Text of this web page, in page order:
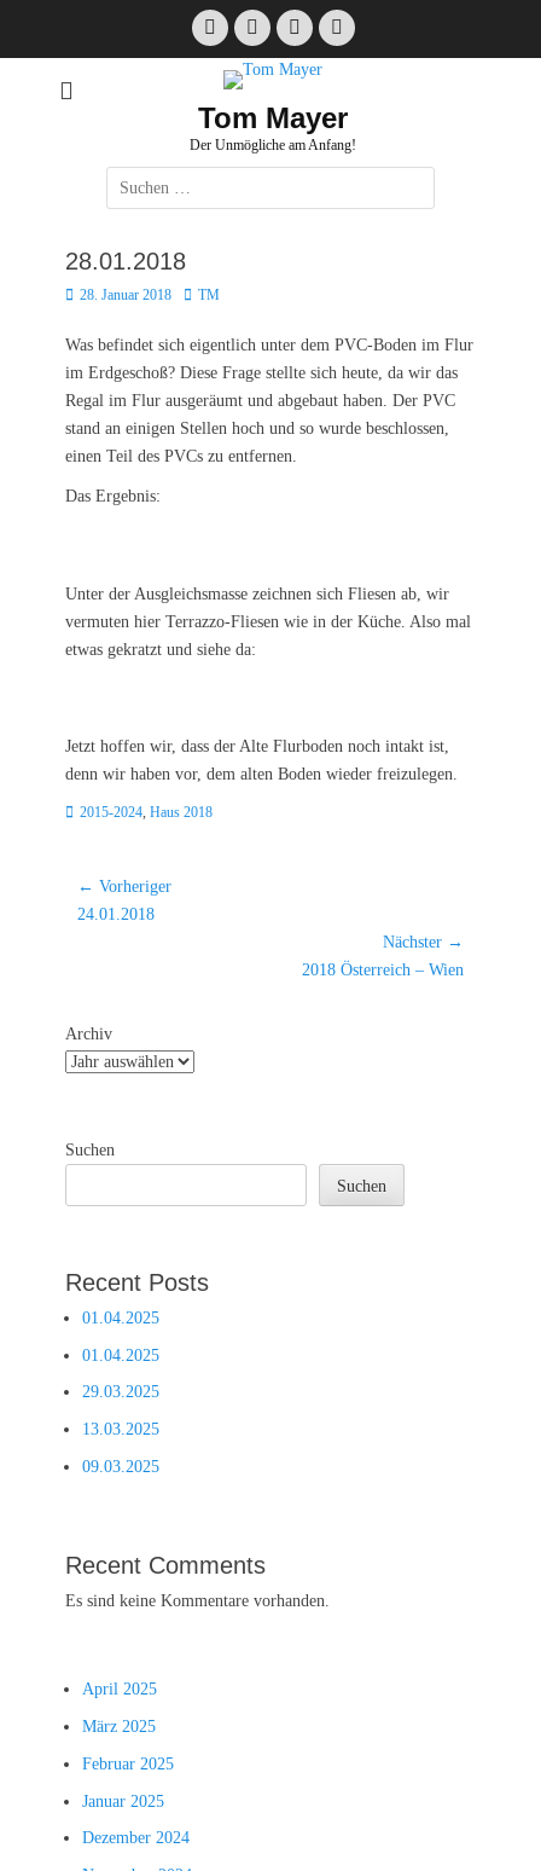
Facebook
E-
Mail
InstagramWebsite
Tom Mayer
Der Unmögliche am Anfang!
Suche
nach:
28.01.2018
Posted
28. Januar 2018 Autor
TM
Was befindet sich eigentlich unter dem PVC-Boden im Flur
im Erdgeschoß? Diese Frage stellte sich heute, da wir das
Regal im Flur ausgeräumt und abgebaut haben. Der PVC
stand an einigen Stellen hoch und so wurde beschlossen,
einen Teil des PVCs zu entfernen.
Das Ergebnis:
Unter der Ausgleichsmasse zeichnen sich Fliesen ab, wir
vermuten hier Terrazzo-Fliesen wie in der Küche. Also mal
etwas gekratzt und siehe da:
Jetzt hoffen wir, dass der Alte Flurboden noch intakt ist,
denn wir haben vor, dem alten Boden wieder freizulegen.
Kategorien
2015-2024, Haus 2018
Beitragsnavigation
← Vorheriger
Vorheriger
24.01.2018
Nächster →
2018 Österreich – Wien
Archiv
Suchen
Suchen
Recent Posts
01.04.2025
01.04.2025
29.03.2025
13.03.2025
09.03.2025
Recent Comments
Es sind keine Kommentare vorhanden.
April 2025
März 2025
Februar 2025
Januar 2025
Dezember 2024